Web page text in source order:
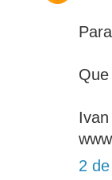
Ivan
2